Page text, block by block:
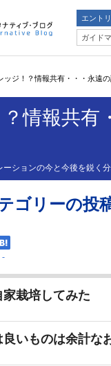
エント
ガイド
ッジ！？情報共有・・・永遠
情報共有
ーションの今と今後を鋭く
ゴリーの投
-
栽培してみた
いものは余計な